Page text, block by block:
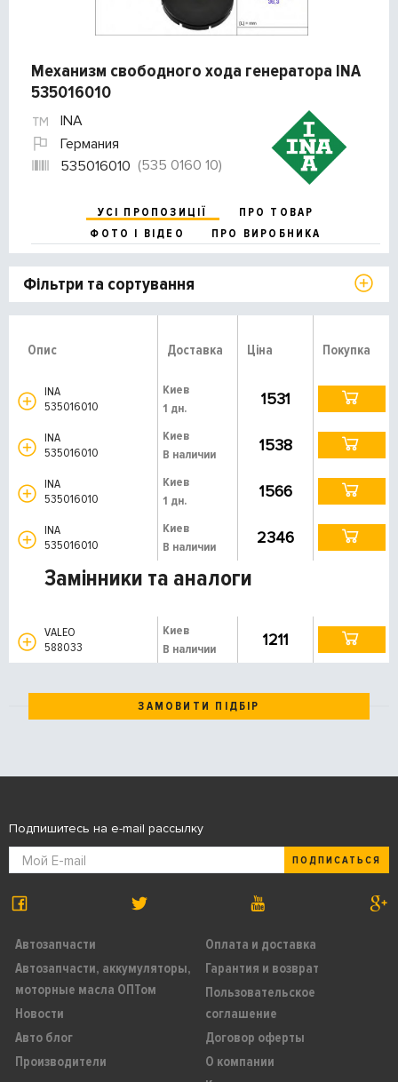
Механизм свободного хода генератора INA
535016010
INA
Германия
535016010 (535 0160 10)
УСІ ПРОПОЗИЦІЇ
ПРО ТОВАР
ФОТО І ВІДЕО
ПРО ВИРОБНИКА
Фільтри та сортування
Опис Доставка Ціна Покупка
INA
535016010
Киев
1 дн.
1531
INA
535016010
Киев
В наличии
1538
INA
535016010
Киев
1 дн.
1566
INA
535016010
Киев
В наличии
2346
Замінники та аналоги
VALEO
588033
Киев
В наличии
1211
ЗАМОВИТИ ПІДБІР
Автозапчасти
Автозапчасти, аккумуляторы,
моторные масла ОПТом
Новости
Авто блог
Производители
Оплата и доставка
Гарантия и возврат
Пользовательское
соглашение
Договор оферты
О компании
Подпишитесь на e-mail рассылку
ПОДПИСАТЬСЯ